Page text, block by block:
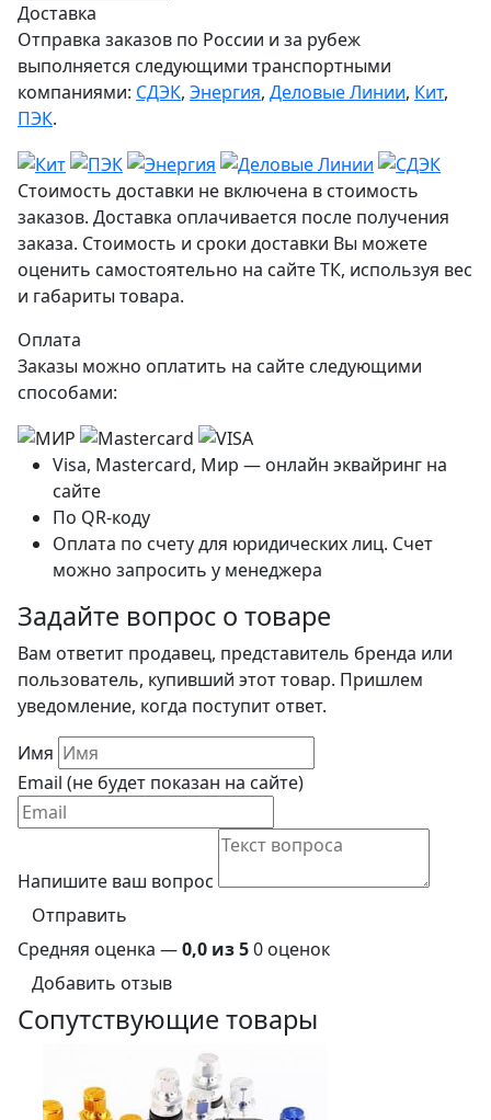
Доставка
Отправка заказов по России и за рубеж
выполняется следующими транспортными
компаниями: СДЭК, Энергия, Деловые Линии, Кит,
ПЭК.
Стоимость доставки не включена в стоимость
заказов. Доставка оплачивается после получения
заказа. Стоимость и сроки доставки Вы можете
оценить самостоятельно на сайте ТК, используя вес
и габариты товара.
Оплата
Заказы можно оплатить на сайте следующими
способами:
Visa, Mastercard, Мир — онлайн эквайринг на
сайте
По QR-коду
Оплата по счету для юридических лиц. Счет
можно запросить у менеджера
Задайте вопрос о товаре
Вам ответит продавец, представитель бренда или
пользователь, купивший этот товар. Пришлем
уведомление, когда поступит ответ.
Имя
Email (не будет показан на сайте)
Напишите ваш вопрос
Отправить
Средняя оценка —0,0 из 50 оценок
Добавить отзыв
Сопутствующие товары